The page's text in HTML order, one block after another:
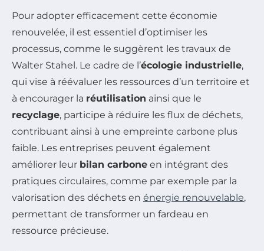
Pour adopter efficacement cette économie
renouvelée, il est essentiel d’optimiser les
processus, comme le suggèrent les travaux de
Walter Stahel. Le cadre de l’écologie industrielle,
qui vise à réévaluer les ressources d’un territoire et
à encourager la réutilisation ainsi que le
recyclage, participe à réduire les flux de déchets,
contribuant ainsi à une empreinte carbone plus
faible. Les entreprises peuvent également
améliorer leur bilan carbone en intégrant des
pratiques circulaires, comme par exemple par la
valorisation des déchets en énergie renouvelable,
permettant de transformer un fardeau en
ressource précieuse.